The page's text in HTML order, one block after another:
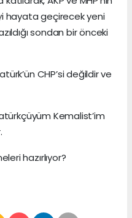
hayata geçirecek yeni
sondan bir önceki
CHP’si değildir ve
Kemalist’im
hazırlıyor?